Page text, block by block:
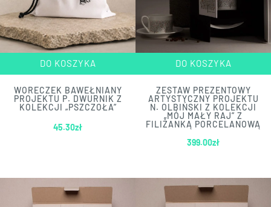
DO KOSZYKA
WORECZEK BAWEŁNIANY
PROJEKTU P. DWURNIK Z
KOLEKCJI „PSZCZOŁA”
45.30zł
DO KOSZYKA
ZESTAW PREZENTOWY
ARTYSTYCZNY PROJEKTU
N. OLBIŃSKI Z KOLEKCJI
„MÓJ MAŁY RAJ” Z
FILIŻANKĄ PORCELANOWĄ
399.00zł